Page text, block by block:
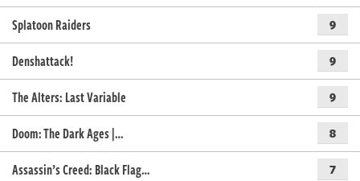
Splatoon Raiders 9
Denshattack! 9
The Alters: Last Variable 9
Doom: The Dark Ages |… 8
Assassin’s Creed: Black Flag… 7